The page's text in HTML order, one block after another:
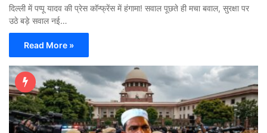
दिल्ली में पप्पू यादव की प्रेस कॉन्फ्रेंस में हंगामा! सवाल पूछते ही मचा बवाल, सुरक्षा पर
उठे बड़े सवाल नई…
Read More »